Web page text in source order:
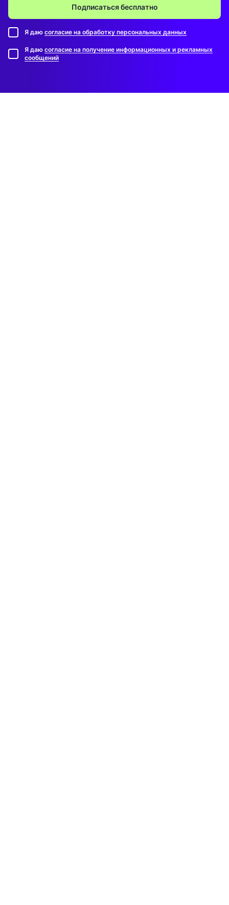
Подписаться бесплатно
Я даю согласие на обработку персональных данных
Я даю согласие на получение информационных и рекламных
сообщений